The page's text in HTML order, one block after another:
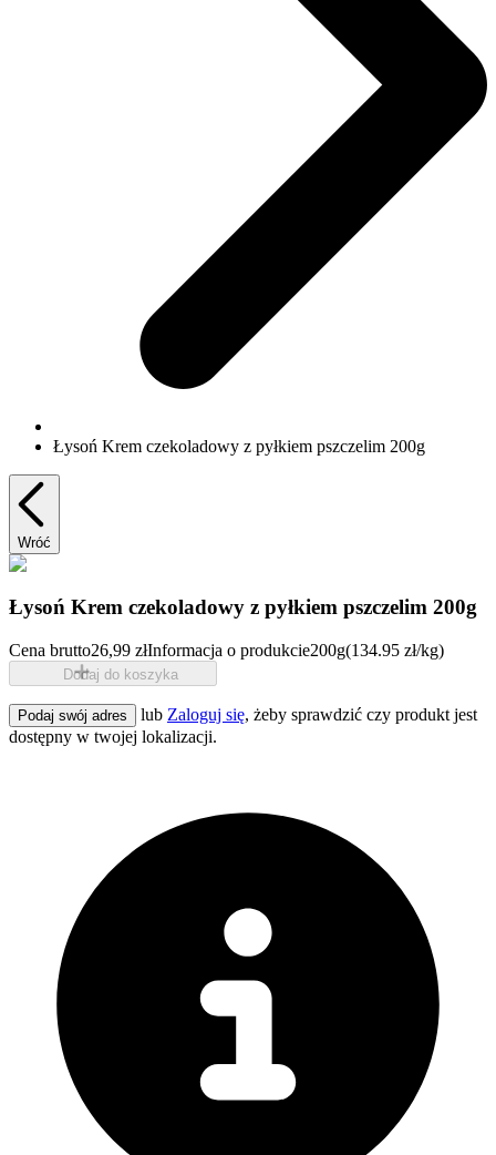
Łysoń Krem czekoladowy z pyłkiem pszczelim 200g
Wróć
Łysoń Krem czekoladowy z pyłkiem pszczelim 200g
Cena brutto26,99 złInformacja o produkcie200g(134.95 zł/kg)
Dodaj do koszyka
Podaj swój adres lub Zaloguj się, żeby sprawdzić czy produkt jest
dostępny w twojej lokalizacji.